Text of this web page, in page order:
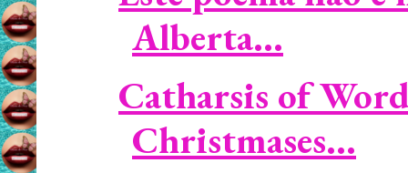
Alberta...
Catharsis of
Christmases...